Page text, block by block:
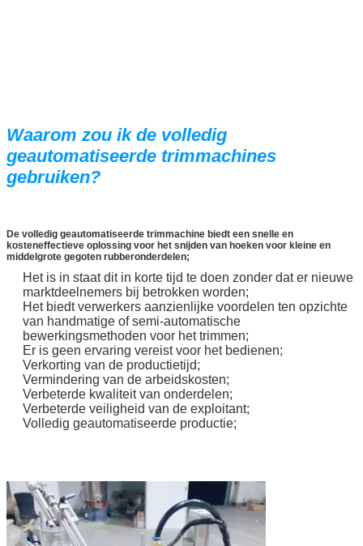
Waarom zou ik de volledig
geautomatiseerde trimmachines
gebruiken?
De volledig geautomatiseerde trimmachine biedt een snelle en
kosteneffectieve oplossing voor het snijden van hoeken voor kleine en
middelgrote gegoten rubberonderdelen;
Het is in staat dit in korte tijd te doen zonder dat er nieuwe
marktdeelnemers bij betrokken worden;
Het biedt verwerkers aanzienlijke voordelen ten opzichte
van handmatige of semi-automatische
bewerkingsmethoden voor het trimmen;
Er is geen ervaring vereist voor het bedienen;
Verkorting van de productietijd;
Vermindering van de arbeidskosten;
Verbeterde kwaliteit van onderdelen;
Verbeterde veiligheid van de exploitant;
Volledig geautomatiseerde productie;